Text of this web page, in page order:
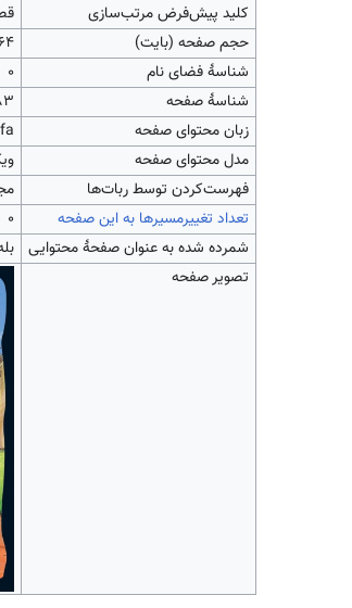
کلید پیش‌فرض مرتب‌سازی
حجم صفحه (بایت)
شناسهٔ فضای نام
0
شناسهٔ صفحه
زبان محتوای صفحه
fa - فارسی
مدل محتوای صفحه
‌فهرست‌کردن توسط ربات‌ها
تعداد تغییرمسیرها به این صفحه
۰
شمرده شده به عنوان صفحهٔ محتوایی
تصویر صفحه